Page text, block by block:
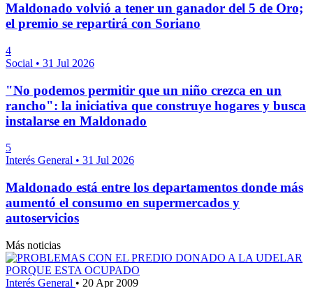
Maldonado volvió a tener un ganador del 5 de Oro;
el premio se repartirá con Soriano
4
Social • 31 Jul 2026
"No podemos permitir que un niño crezca en un
rancho": la iniciativa que construye hogares y busca
instalarse en Maldonado
5
Interés General • 31 Jul 2026
Maldonado está entre los departamentos donde más
aumentó el consumo en supermercados y
autoservicios
Más noticias
Interés General • 20 Apr 2009